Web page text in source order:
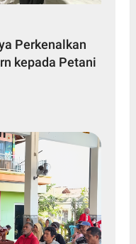
Perkenalkan
kepada Petani